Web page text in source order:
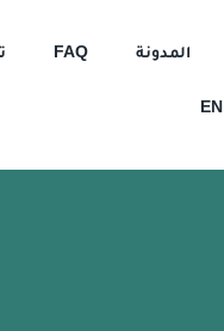
المدونة FAQ
EN